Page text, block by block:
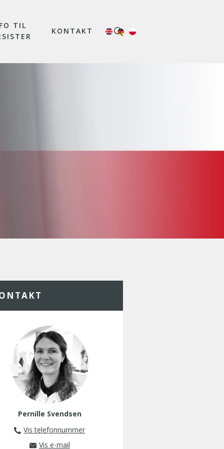
TIL
KONTAKT
Pernille Svendsen
Vis telefonnummer
76 37 37 41
Vis e-mail